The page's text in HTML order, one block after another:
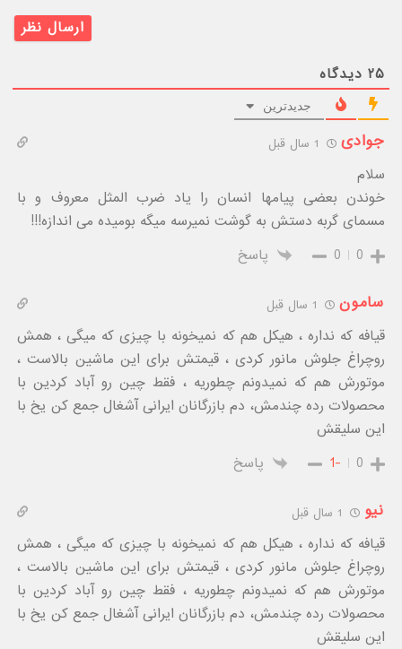
۲۵ دیدگاه
جدیدترین
جوادی
سلام
خوندن بعضی پیامها انسان را یاد ضرب المثل معروف و با
مسمای گربه دستش به گوشت نمیرسه میگه بومیده می اندازه!!!
0
0 پاسخ
سامون
قیافه که نداره ، هیکل هم که نمیخونه با چیزی که میگی ، همش
رو‌چراغ جلوش مانور کردی ، قیمتش برای این ماشین بالاست ،
موتورش هم که نمیدونم چطوریه ، فقط چین رو آباد کردین با
محصولات رده چندمش، دم بازرگانان ایرانی آشغال جمع کن یخ با
این سلیقش
0
-1 پاسخ
نیو
قیافه که نداره ، هیکل هم که نمیخونه با چیزی که میگی ، همش
رو‌چراغ جلوش مانور کردی ، قیمتش برای این ماشین بالاست ،
موتورش هم که نمیدونم چطوریه ، فقط چین رو آباد کردین با
محصولات رده چندمش، دم بازرگانان ایرانی آشغال جمع کن یخ با
این سلیقش